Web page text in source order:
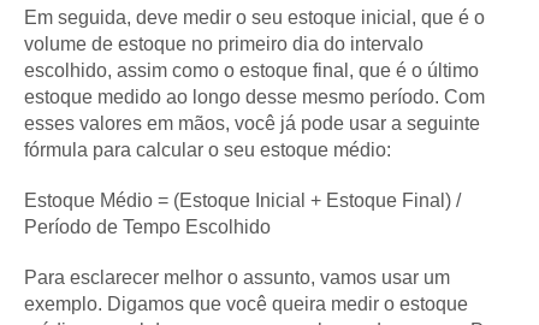
Em seguida, deve medir o seu estoque inicial, que é o
volume de estoque no primeiro dia do intervalo
escolhido, assim como o estoque final, que é o último
estoque medido ao longo desse mesmo período. Com
esses valores em mãos, você já pode usar a seguinte
fórmula para calcular o seu estoque médio:
Estoque Médio = (Estoque Inicial + Estoque Final) /
Período de Tempo Escolhido
Para esclarecer melhor o assunto, vamos usar um
exemplo. Digamos que você queira medir o estoque